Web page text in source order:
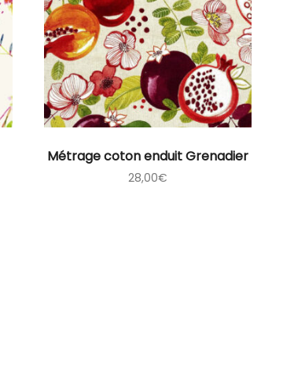
Métrage coton enduit Grenadier
28,00€